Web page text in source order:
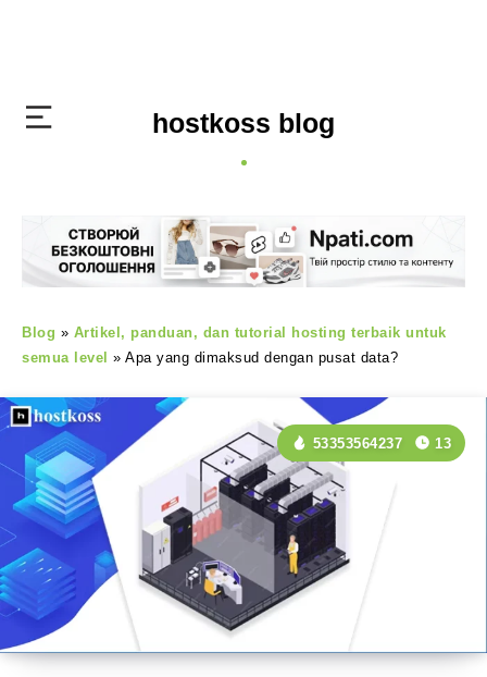
hostkoss blog
Blog » Artikel, panduan, dan tutorial hosting terbaik untuk
semua level » Apa yang dimaksud dengan pusat data?
53353564237 13